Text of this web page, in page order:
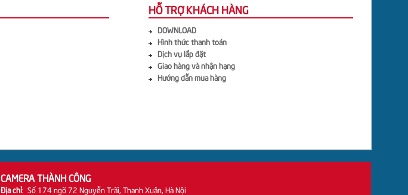
HỖ TRỢ KHÁCH HÀNG
DOWNLOAD
Hình thức thanh toán
Dịch vụ lắp đặt
Giao hàng và nhận hạng
Hướng dẫn mua hàng
CAMERA THÀNH CÔNG
Địa chỉ: Số 174 ngõ 72 Nguyễn Trãi, Thanh Xuân, Hà Nội